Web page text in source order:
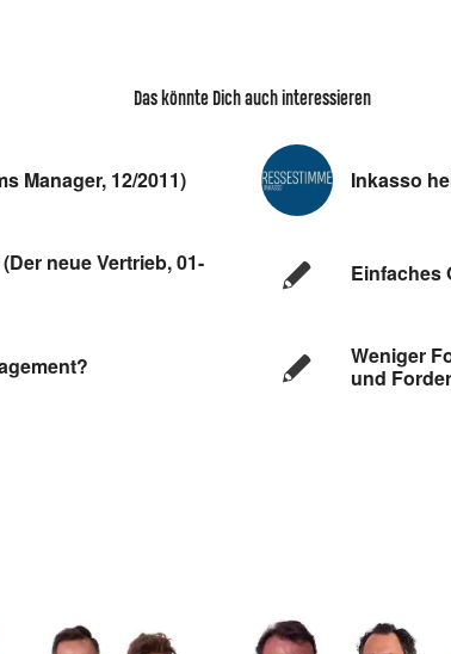
Das könnte Dich auch interessieren
Manager, 12/2011) Inkasso
neue Vertrieb, 01-
Einfaches
Weniger
und